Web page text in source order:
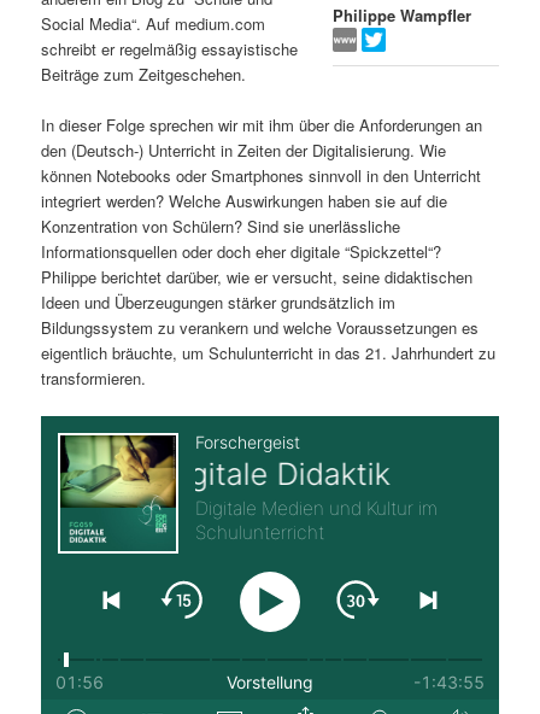
l
t
s
p
r
i
n
g
e
n
h
a
l
t
s
p
r
i
n
g
e
Philippe Wampfler
Social Media“. Auf medium.com
schreibt er regelmäßig essayistische
Beiträge zum Zeitgeschehen.
In dieser Folge sprechen wir mit ihm über die Anforderungen an
den (Deutsch-) Unterricht in Zeiten der Digitalisierung. Wie
können Notebooks oder Smartphones sinnvoll in den Unterricht
integriert werden? Welche Auswirkungen haben sie auf die
Konzentration von Schülern? Sind sie unerlässliche
Informationsquellen oder doch eher digitale “Spickzettel“?
Philippe berichtet darüber, wie er versucht, seine didaktischen
Ideen und Überzeugungen stärker grundsätzlich im
Bildungssystem zu verankern und welche Voraussetzungen es
eigentlich bräuchte, um Schulunterricht in das 21. Jahrhundert zu
transformieren.